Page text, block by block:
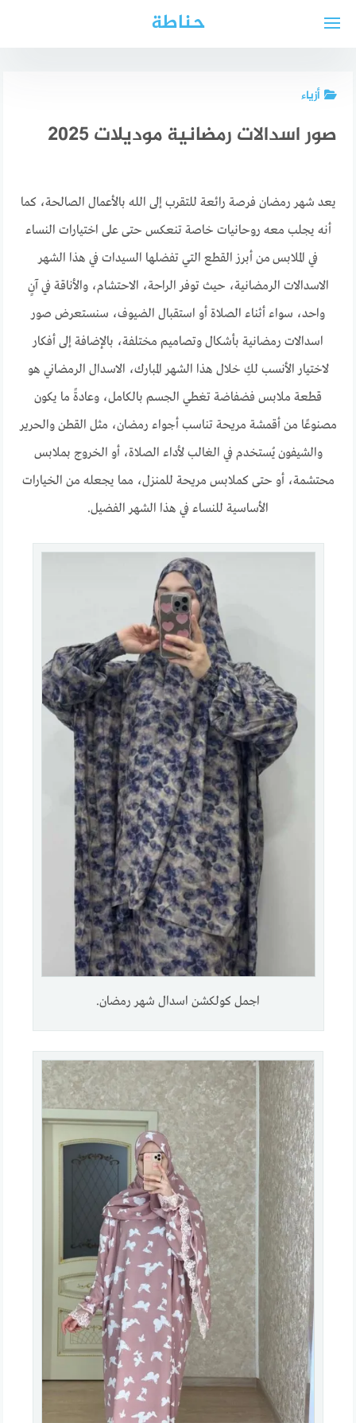
حناطة
أزياء
صور اسدالات رمضانية موديلات 2025
يعد شهر رمضان فرصة رائعة للتقرب إلى الله بالأعمال الصالحة، كما
أنه يجلب معه روحانيات خاصة تنعكس حتى على اختيارات النساء
في الملابس من أبرز القطع التي تفضلها السيدات في هذا الشهر
الاسدالات الرمضانية، حيث توفر الراحة، الاحتشام، والأناقة في آنٍ
واحد، سواء أثناء الصلاة أو استقبال الضيوف، سنستعرض صور
اسدالات رمضانية بأشكال وتصاميم مختلفة، بالإضافة إلى أفكار
لاختيار الأنسب لكِ خلال هذا الشهر المبارك، الاسدال الرمضاني هو
قطعة ملابس فضفاضة تغطي الجسم بالكامل، وعادةً ما يكون
مصنوعًا من أقمشة مريحة تناسب أجواء رمضان، مثل القطن والحرير
والشيفون يُستخدم في الغالب لأداء الصلاة، أو الخروج بملابس
محتشمة، أو حتى كملابس مريحة للمنزل، مما يجعله من الخيارات
الأساسية للنساء في هذا الشهر الفضيل.
اجمل كولكشن اسدال شهر رمضان.